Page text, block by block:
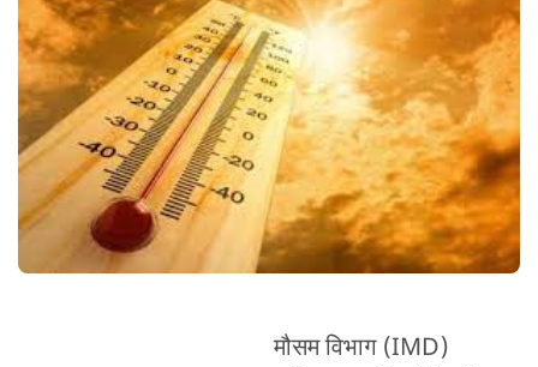
मौसम विभाग (IMD)